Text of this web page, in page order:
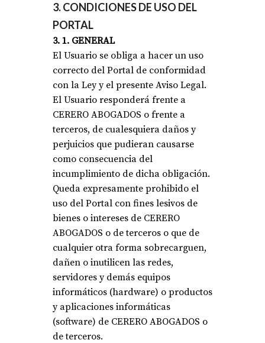
3. CONDICIONES DE USO DEL
PORTAL
3. 1. GENERAL
El Usuario se obliga a hacer un uso
correcto del Portal de conformidad
con la Ley y el presente Aviso Legal.
El Usuario responderá frente a
CERERO ABOGADOS o frente a
terceros, de cualesquiera daños y
perjuicios que pudieran causarse
como consecuencia del
incumplimiento de dicha obligación.
Queda expresamente prohibido el
uso del Portal con fines lesivos de
bienes o intereses de CERERO
ABOGADOS o de terceros o que de
cualquier otra forma sobrecarguen,
dañen o inutilicen las redes,
servidores y demás equipos
informáticos (hardware) o productos
y aplicaciones informáticas
(software) de CERERO ABOGADOS o
de terceros.